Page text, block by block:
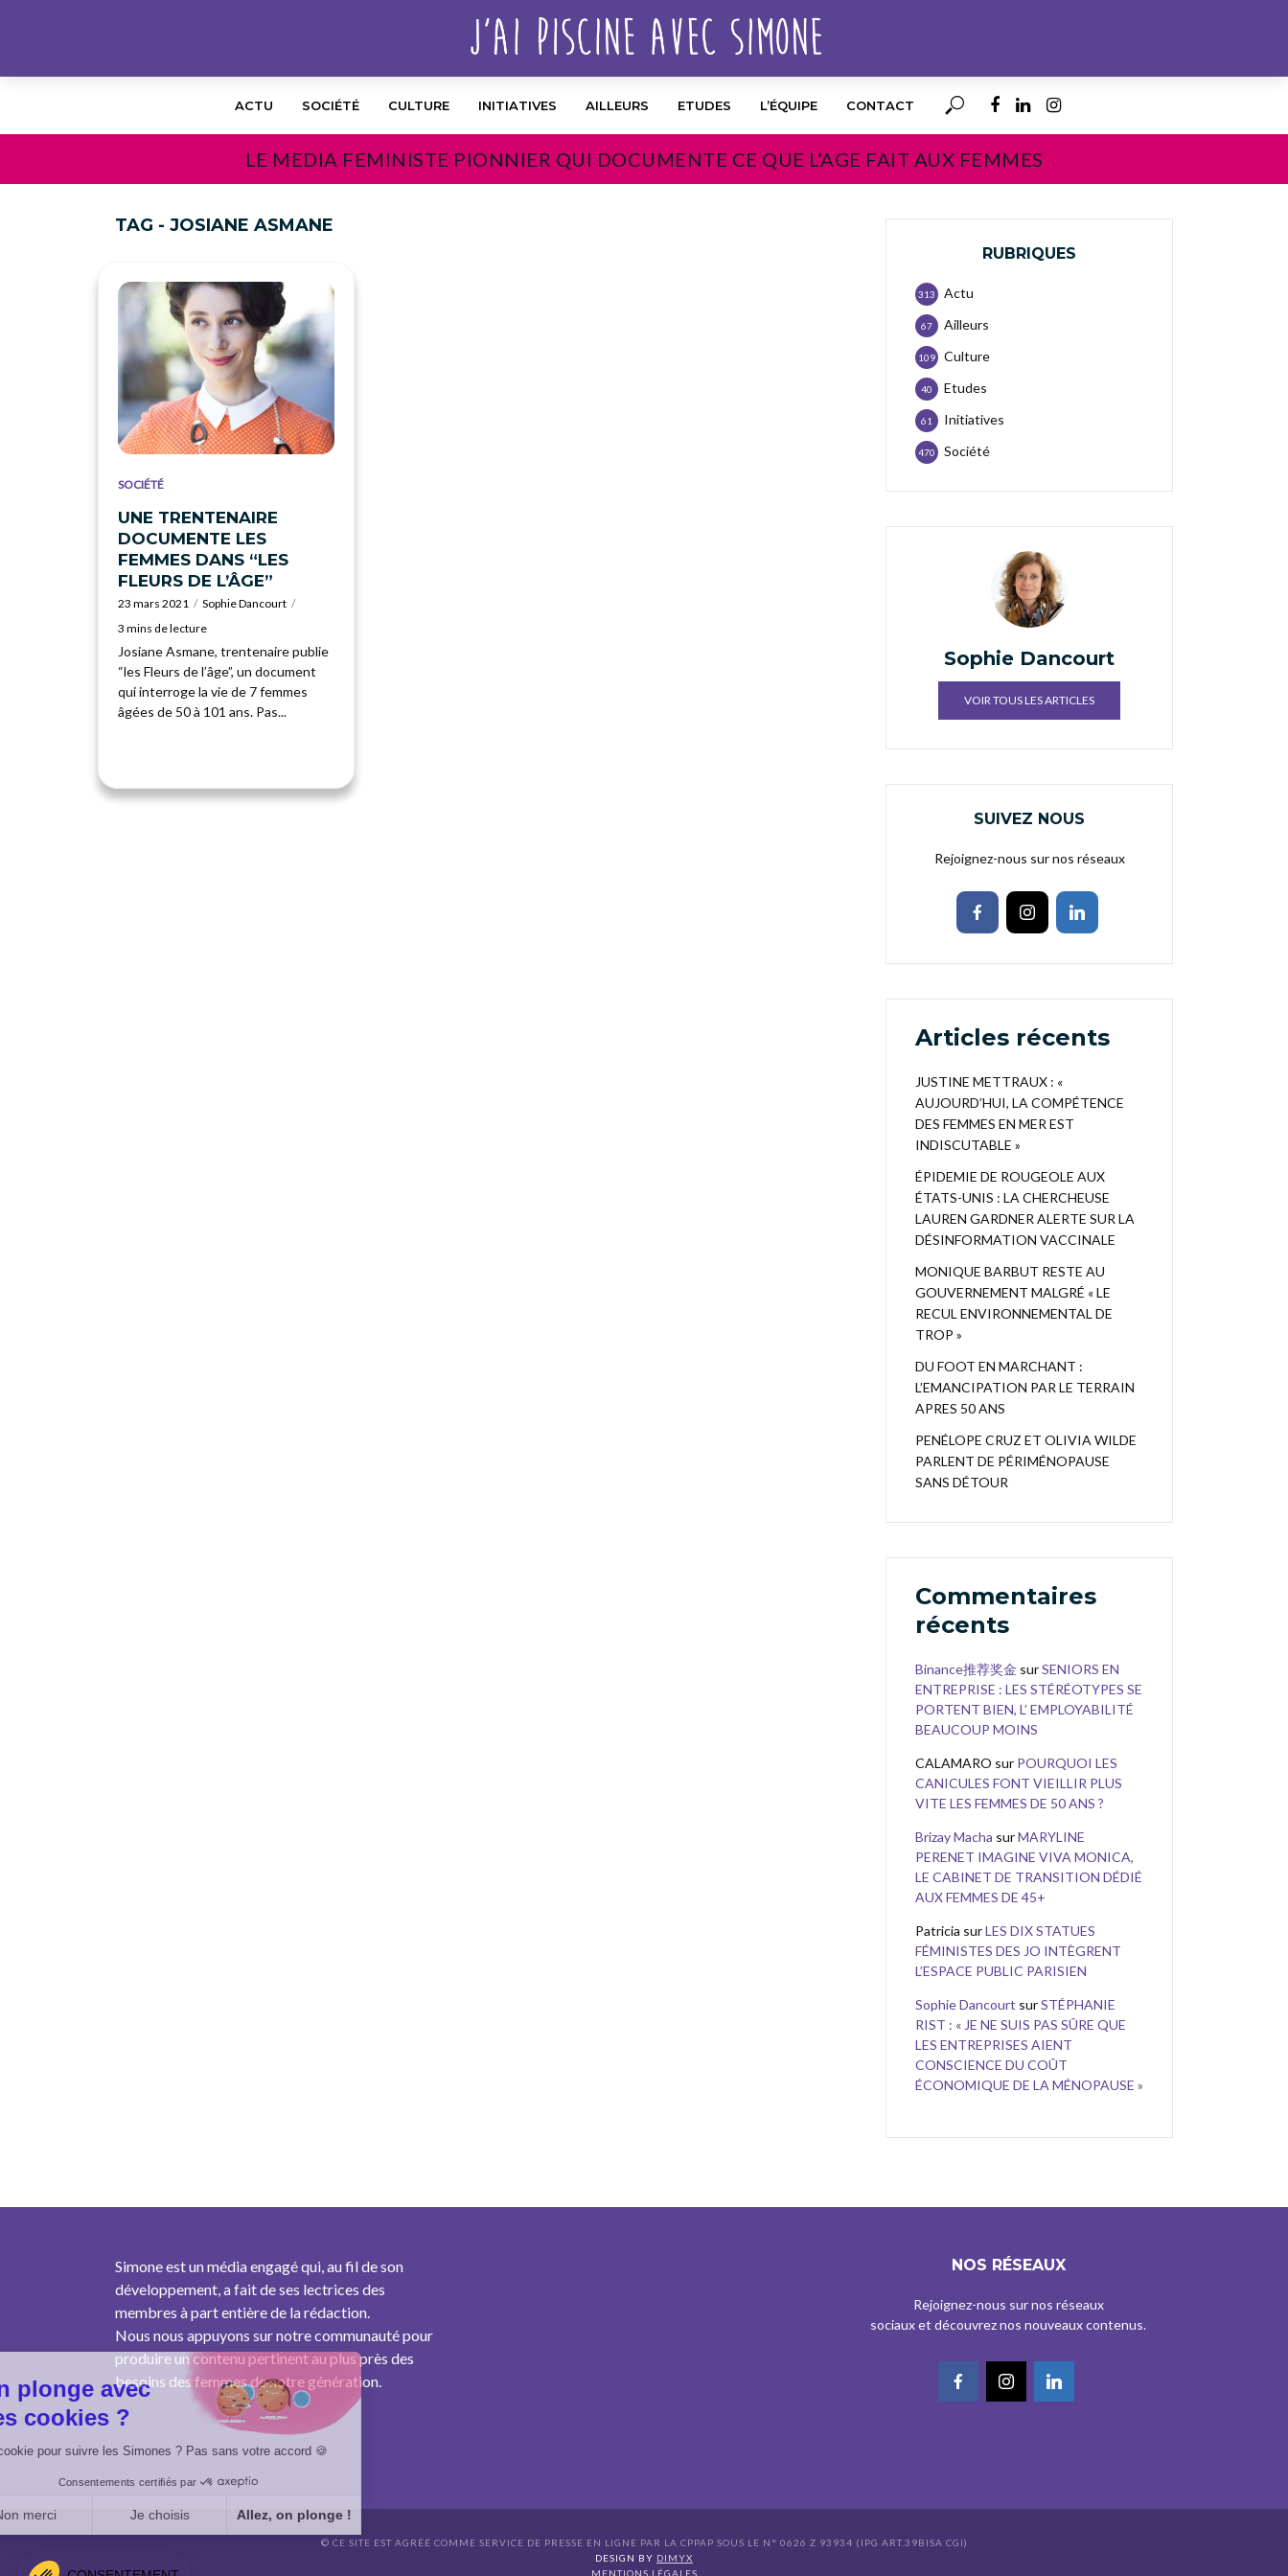
ACTU SOCIÉTÉ CULTURE INITIATIVES AILLEURS ETUDES L’ÉQUIPE CONTACT
LE MEDIA FEMINISTE PIONNIER QUI DOCUMENTE CE QUE L’AGE FAIT AUX FEMMES
TAG - JOSIANE ASMANE
SOCIÉTÉ
UNE TRENTENAIRE
DOCUMENTE LES
FEMMES DANS “LES
FLEURS DE L’ÂGE”
23 mars 2021
Sophie Dancourt
3 mins de lecture
Josiane Asmane, trentenaire publie
“les Fleurs de l’âge”, un document
qui interroge la vie de 7 femmes
âgées de 50 à 101 ans. Pas...
RUBRIQUES
Actu
313
Ailleurs
67
Culture
109
Etudes
40
Initiatives
61
Société
470
Sophie Dancourt
VOIR TOUS LES ARTICLES
SUIVEZ NOUS
Rejoignez-nous sur nos réseaux
Articles récents
JUSTINE METTRAUX : «
AUJOURD’HUI, LA COMPÉTENCE
DES FEMMES EN MER EST
INDISCUTABLE »
ÉPIDEMIE DE ROUGEOLE AUX
ÉTATS-UNIS : LA CHERCHEUSE
LAUREN GARDNER ALERTE SUR LA
DÉSINFORMATION VACCINALE
MONIQUE BARBUT RESTE AU
GOUVERNEMENT MALGRÉ « LE
RECUL ENVIRONNEMENTAL DE
TROP »
DU FOOT EN MARCHANT :
L’EMANCIPATION PAR LE TERRAIN
APRES 50 ANS
PENÉLOPE CRUZ ET OLIVIA WILDE
PARLENT DE PÉRIMÉNOPAUSE
SANS DÉTOUR
Commentaires
récents
Binance推荐奖金 surSENIORS EN
ENTREPRISE : LES STÉRÉOTYPES SE
PORTENT BIEN, L’ EMPLOYABILITÉ
BEAUCOUP MOINS
CALAMARO sur POURQUOI LES
CANICULES FONT VIEILLIR PLUS
VITE LES FEMMES DE 50 ANS ?
Brizay Macha surMARYLINE
PERENET IMAGINE VIVA MONICA,
LE CABINET DE TRANSITION DÉDIÉ
AUX FEMMES DE 45+
Patricia surLES DIX STATUES
FÉMINISTES DES JO INTÈGRENT
L’ESPACE PUBLIC PARISIEN
Sophie Dancourt surSTÉPHANIE
RIST : « JE NE SUIS PAS SÛRE QUE
LES ENTREPRISES AIENT
CONSCIENCE DU COÛT
ÉCONOMIQUE DE LA MÉNOPAUSE »
Simone est un média engagé qui, au fil de son
développement, a fait de ses lectrices des
membres à part entière de la rédaction.
Nous nous appuyons sur notre communauté pour
produire un contenu pertinent au plus près des
besoins des femmes de notre génération.
NOS RÉSEAUX
Rejoignez-nous sur nos réseaux
sociaux et découvrez nos nouveaux contenus.
© CE SITE EST AGRÉÉ COMME SERVICE DE PRESSE EN LIGNE PAR LA CPPAP SOUS LE N° 0626 Z 93934 (IPG ART.39BISA CGI)
DESIGN BY DIMYX
MENTIONS LÉGALES
On plonge avec
des cookies ?
Un cookie pour suivre les Simones ? Pas sans votre accord 🍪
Consentements certifiés par
Non merci Je choisis Allez, on plonge !
Plateforme de Gestion du Consentement : Personnalisez vos Options